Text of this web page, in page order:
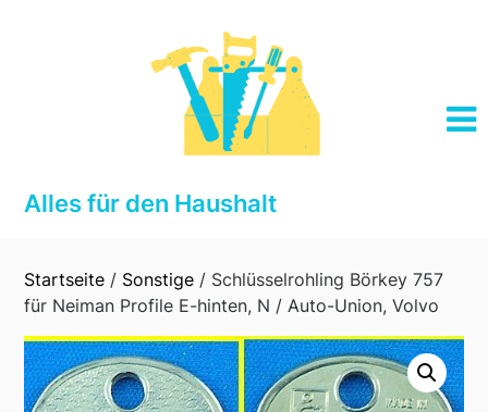
Alles für den Haushalt
Startseite / Sonstige / Schlüsselrohling Börkey 757
für Neiman Profile E-hinten, N / Auto-Union, Volvo